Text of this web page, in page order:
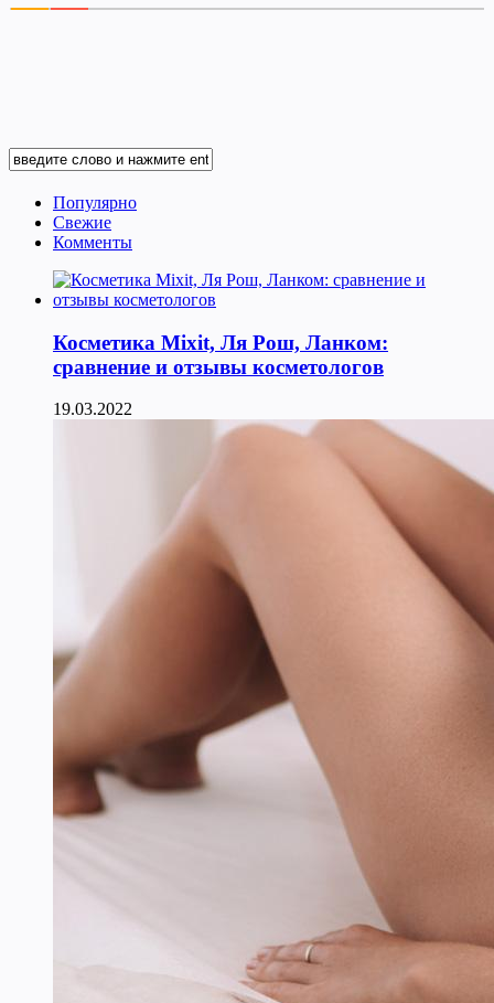
Популярно
Свежие
Комменты
Косметика Мixit, Ля Рош, Ланком:
сравнение и отзывы косметологов
19.03.2022